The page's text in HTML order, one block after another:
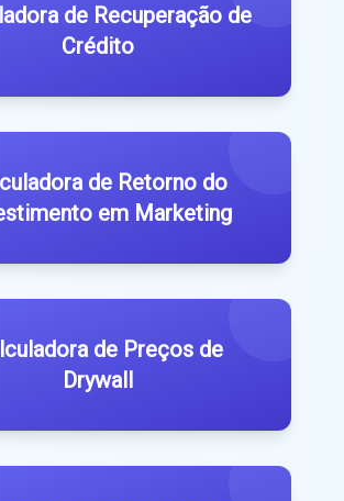
de Recuperação de
Crédito
de Retorno do
em Marketing
de Preços de
Drywall